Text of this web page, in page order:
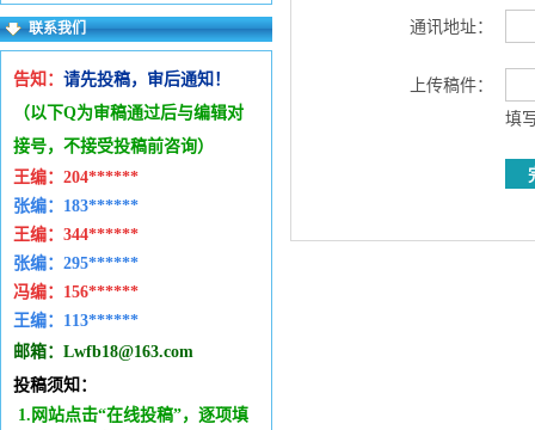
联系我们
告知： 请先投稿，审后通知！
（以下Q为审稿通过后与编辑对
接号，不接受投稿前咨询）
王编： 204******
张编：183******
王编： 344******
张编：295******
冯编： 156******
王编： 113******
邮箱： Lwfb18@163.com
投稿须知：
1.网站点击“在线投稿”，逐项填
通讯地址：
上传稿件：
填